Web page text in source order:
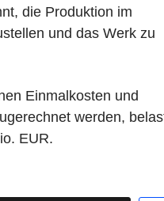
die Produktion im
und das Werk zu
Einmalkosten und
werden,
EUR.